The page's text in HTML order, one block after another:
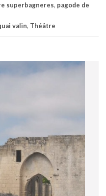
superbagneres, pagode de
valin, Théâtre